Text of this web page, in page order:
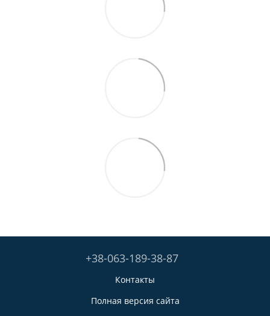
+38-063-189-38-87
Контакты
Полная версия сайта